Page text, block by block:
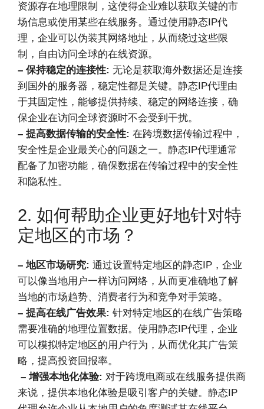
资源存在地理限制，这使得企业难以获取关键的市
场信息或使用某些在线服务。通过使用静态IP代
理，企业可以伪装其网络地址，从而绕过这些限
制，自由访问全球的在线资源。
– 保持稳定的连接性: 无论是获取海外数据还是连接
到国外的服务器，稳定性都是关键。静态IP代理由
于其固定性，能够提供持续、稳定的网络连接，确
保企业在访问全球资源时不会受到干扰。
– 提高数据传输的安全性: 在跨境数据传输过程中，
安全性是企业最关心的问题之一。静态IP代理通常
配备了加密功能，确保数据在传输过程中的安全性
和隐私性。
2. 如何帮助企业更好地针对特
定地区的市场？
– 地区市场研究: 通过设置特定地区的静态IP，企业
可以像当地用户一样访问网络，从而更准确地了解
当地的市场趋势、消费者行为和竞争对手策略。
– 提高在线广告效果: 针对特定地区的在线广告策略
需要准确的地理位置数据。使用静态IP代理，企业
可以模拟特定地区的用户行为，从而优化其广告策
略，提高投资回报率。
– 增强本地化体验: 对于跨境电商或在线服务提供商
来说，提供本地化体验是吸引客户的关键。静态IP